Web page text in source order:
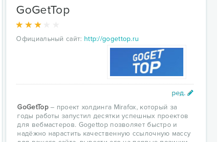
GoGetTop
Официальный сайт: http://gogettop.ru
GoGetTop– проект холдинга Mirafox, который за
годы работы запустил десятки успешных проектов
для вебмастеров. Gogettop позволяет быстро и
надёжно нарастить качественную ссылочную массу